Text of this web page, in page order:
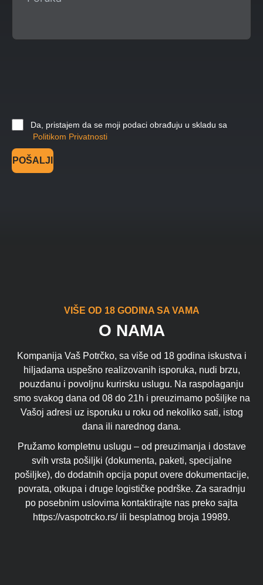
Da, pristajem da se moji podaci obrađuju u skladu sa
Politikom Privatnosti
POŠALJI
VIŠE OD 18 GODINA SA VAMA
O NAMA
Kompanija Vaš Potrčko, sa više od 18 godina iskustva i
hiljadama uspešno realizovanih isporuka, nudi brzu,
pouzdanu i povoljnu kurirsku uslugu. Na raspolaganju
smo svakog dana od 08 do 21h i preuzimamo pošiljke na
Vašoj adresi uz isporuku u roku od nekoliko sati, istog
dana ili narednog dana.
Pružamo kompletnu uslugu – od preuzimanja i dostave
svih vrsta pošiljki (dokumenta, paketi, specijalne
pošiljke), do dodatnih opcija poput overe dokumentacije,
povrata, otkupa i druge logističke podrške. Za saradnju
po posebnim uslovima kontaktirajte nas preko sajta
https://vaspotrcko.rs/ ili besplatnog broja 19989.